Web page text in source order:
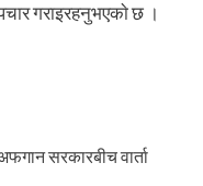
गराइरहनुभएकाे छ ।
सरकारबीच वार्ता